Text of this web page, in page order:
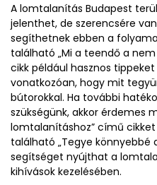
A lomtalanítás Budapest
jelenthet, de szerencsére
segíthetnek ebben a
található „Mi a teendő a
cikk például hasznos
vonatkozóan, hogy mit
bútorokkal. Ha további
szükségünk, akkor érdemes
lomtalanításhoz” című
található „Tegye könnyebbé
segítséget nyújthat a
kihívások kezelésében.